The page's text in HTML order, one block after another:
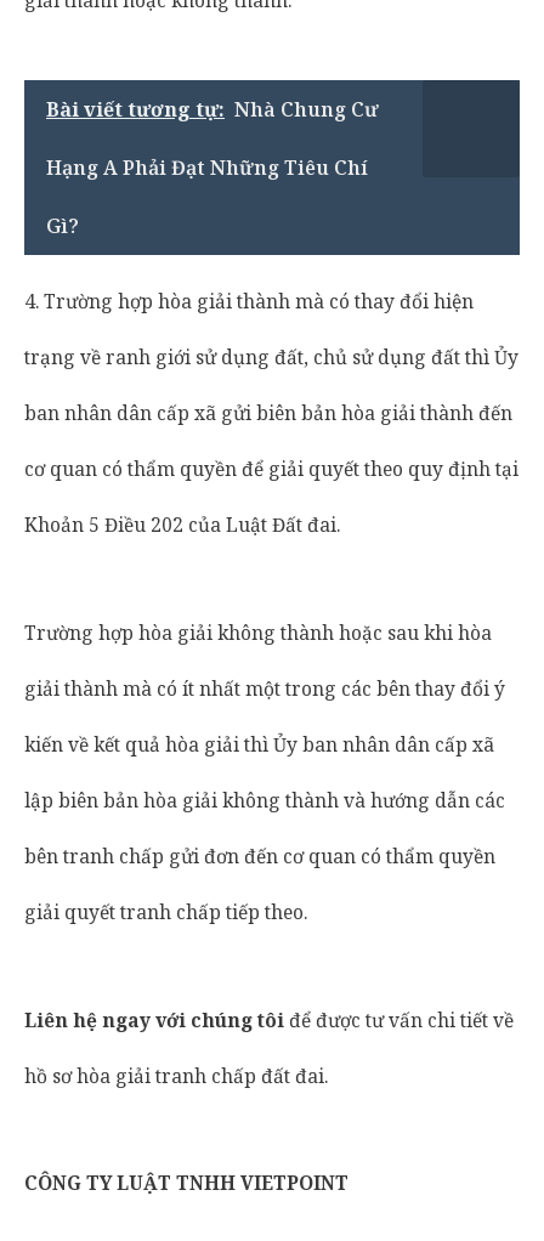
Bài viết tương tự: Nhà Chung Cư
Hạng A Phải Đạt Những Tiêu Chí
Gì?
4. Trường hợp hòa giải thành mà có thay đổi hiện
trạng về ranh giới sử dụng đất, chủ sử dụng đất thì Ủy
ban nhân dân cấp xã gửi biên bản hòa giải thành đến
cơ quan có thẩm quyền để giải quyết theo quy định tại
Khoản 5 Điều 202 của Luật Đất đai.
Trường hợp hòa giải không thành hoặc sau khi hòa
giải thành mà có ít nhất một trong các bên thay đổi ý
kiến về kết quả hòa giải thì Ủy ban nhân dân cấp xã
lập biên bản hòa giải không thành và hướng dẫn các
bên tranh chấp gửi đơn đến cơ quan có thẩm quyền
giải quyết tranh chấp tiếp theo.
Liên hệ ngay với chúng tôi để được tư vấn chi tiết về
hồ sơ hòa giải tranh chấp đất đai.
CÔNG TY LUẬT TNHH VIETPOINT